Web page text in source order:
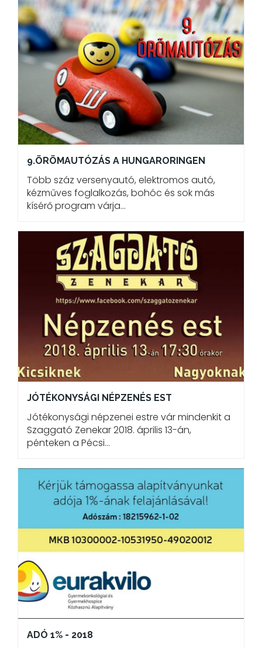
9.ÖRÖMAUTÓZÁS A HUNGARORINGEN
Több száz versenyautó, elektromos autó,
kézműves foglalkozás, bohóc és sok más
kísérő program várja…
JÓTÉKONYSÁGI NÉPZENÉS EST
Jótékonysági népzenei estre vár mindenkit a
Szaggató Zenekar 2018. április 13-án,
pénteken a Pécsi…
ADÓ 1% - 2018